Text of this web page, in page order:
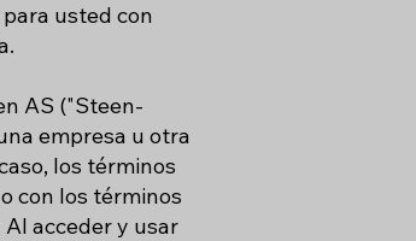
usted con
AS ("Steen-
empresa u otra
los términos
con los términos
acceder y usar